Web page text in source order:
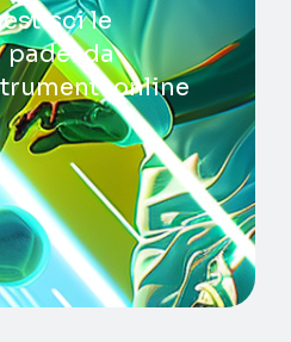
le
da
online